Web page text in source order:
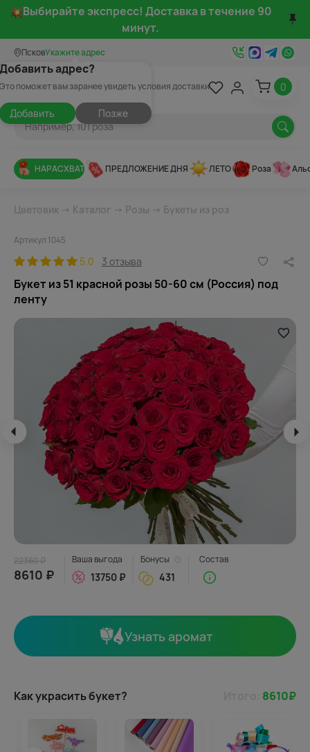
Выбирайте экспресс! Доставка в течение 90
минут.
ПсковУкажите адрес
адрес?
поможет вам заранее увидеть условия доставки
Добавить Позже
0
НАРАСХВАТ ПРЕДЛОЖЕНИЕ ДНЯ ЛЕТО Роза
Цветовик → Каталог → Розы → Букеты из роз
Артикул 1045
5.0 3 отзыва
Букет из 51 красной розы 50-60 см (Россия) под
ленту
22360 ₽
8610 ₽
Ваша выгода
13750 ₽
Бонусы
431
Состав
Узнать аромат
Как украсить букет? 8610₽